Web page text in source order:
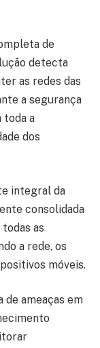
de
detecta
as redes das
a segurança
toda a
dos
integral da
consolidada
as
a rede, os
móveis.
ameaças em